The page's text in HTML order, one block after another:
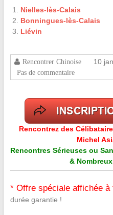
Nielles-lès-Calais
Bonningues-lès-Calais
Liévin
Rencontrer Chinoise 10
Pas de commentaire
Rencontrez des
Michel
Rencontres Sérieuses ou
&
* Offre spéciale affichée à
durée garantie !